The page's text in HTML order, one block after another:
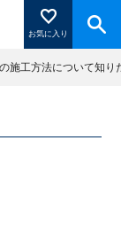
お気に入り
すと登録した
施工方法について知り